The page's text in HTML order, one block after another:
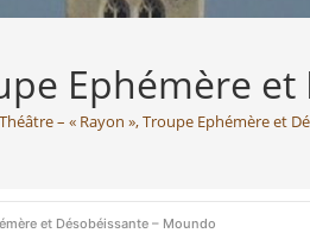
Ephémère
Théâtre – « Rayon », Troupe Ephémère et
et Désobéissante – Moundo